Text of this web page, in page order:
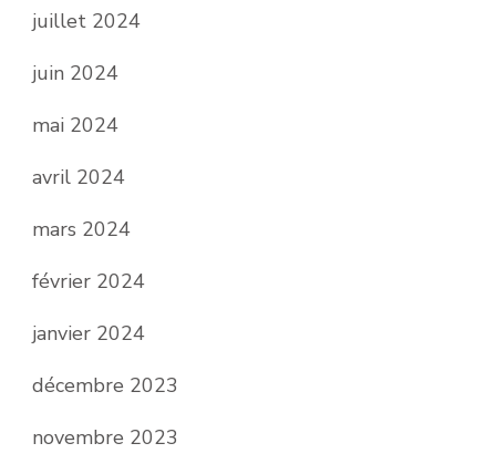
juillet 2024
juin 2024
mai 2024
avril 2024
mars 2024
février 2024
janvier 2024
décembre 2023
novembre 2023